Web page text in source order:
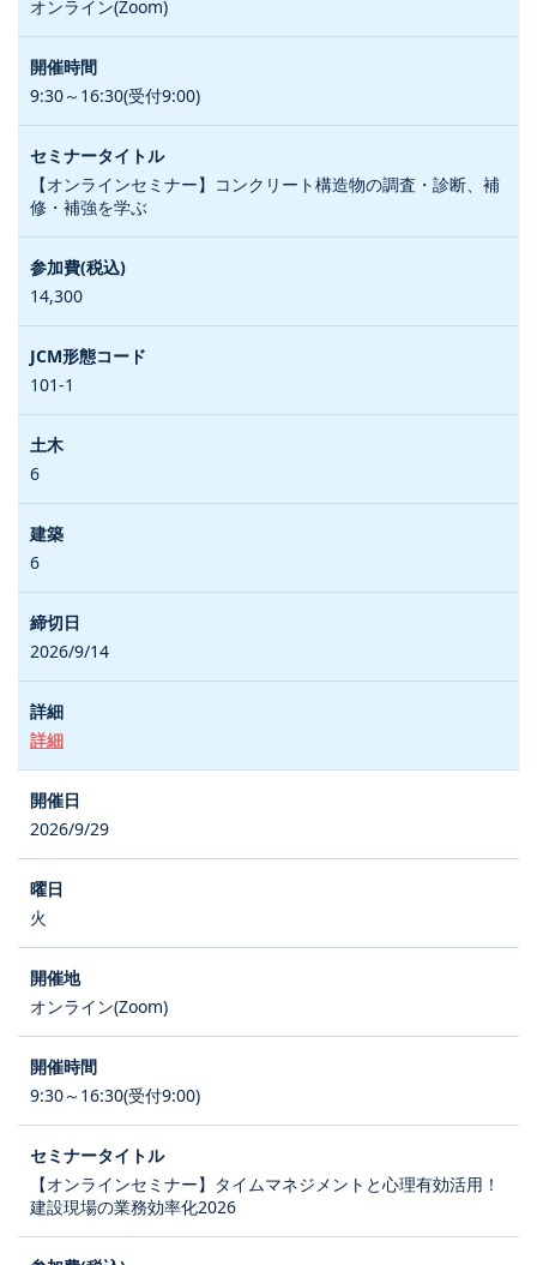
オンライン(Zoom)
9:30～16:30(受付9:00)
【オンラインセミナー】コンクリート構造物の調査・診断、補
修・補強を学ぶ
14,300
101-1
6
6
2026/9/14
詳細
2026/9/29
火
オンライン(Zoom)
9:30～16:30(受付9:00)
【オンラインセミナー】タイムマネジメントと心理有効活用！
建設現場の業務効率化2026